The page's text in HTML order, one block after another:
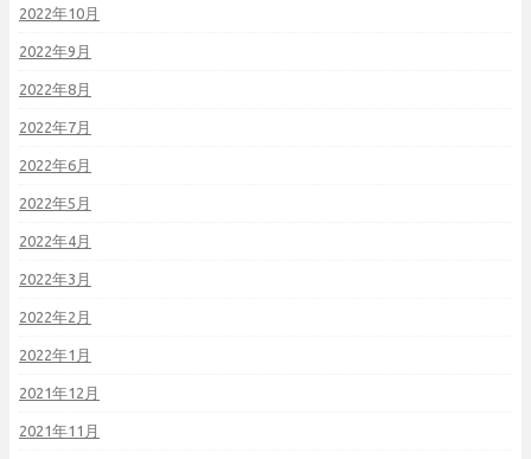
2022年10月
2022年9月
2022年8月
2022年7月
2022年6月
2022年5月
2022年4月
2022年3月
2022年2月
2022年1月
2021年12月
2021年11月